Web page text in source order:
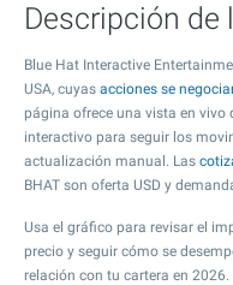
Descripción de
Blue Hat Interactive
USA, cuyas acciones se
página ofrece una vista en vivo
interactivo para seguir los
actualización manual. Las
BHAT son oferta USD y
Usa el gráfico para revisar el
precio y seguir cómo se
relación con tu cartera en